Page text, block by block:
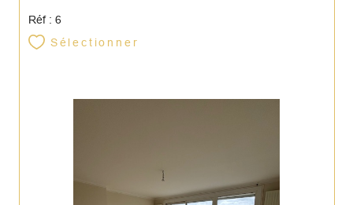
Réf : 6
Sélectionner